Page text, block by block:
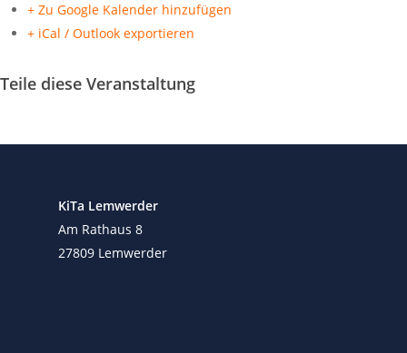
+ Zu Google Kalender hinzufügen
+ iCal / Outlook exportieren
Teile diese Veranstaltung
KiTa Lemwerder
Am Rathaus 8
27809 Lemwerder